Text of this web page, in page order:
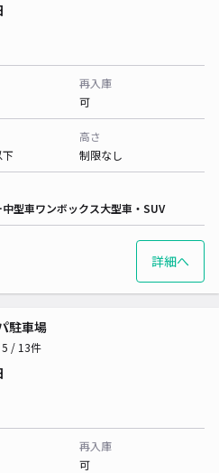
再入庫
可
高さ
制限なし
中型車ワンボックス大型車・SUV
詳細へ
駐車場
5 / 13件
再入庫
可